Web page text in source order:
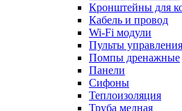
Кронштейны для
Кабель и провод
Wi-Fi модули
Пульты управления
Помпы дренажные
Панели
Сифоны
Теплоизоляция
Труба медная